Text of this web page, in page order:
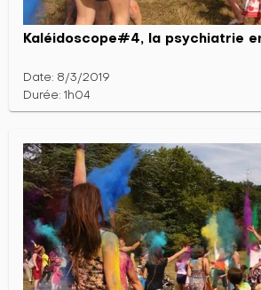
Kaléidoscope#4, la psychiatrie
Date: 8/3/2019
Durée: 1h04